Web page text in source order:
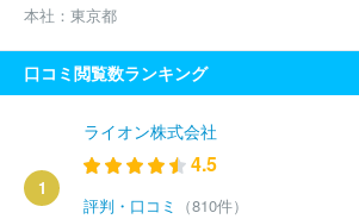
本社： 東京都
口コミ閲覧数ランキング
1
ライオン株式会社
4.5
評判・口コミ
（810件）